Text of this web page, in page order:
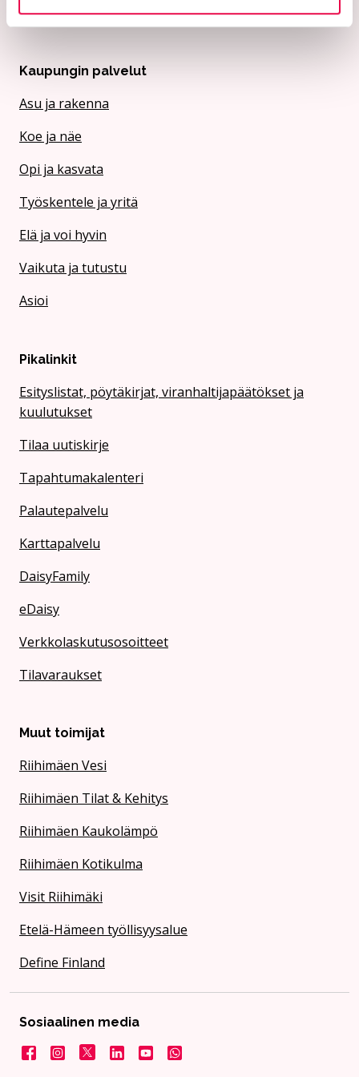
Riihimäen Veden y-tunnus 0152563-4
Kaupungin palvelut
Asu ja rakenna
Koe ja näe
Opi ja kasvata
Työskentele ja yritä
Elä ja voi hyvin
Vaikuta ja tutustu
Asioi
Pikalinkit
Esityslistat, pöytäkirjat, viranhaltijapäätökset ja
kuulutukset
Tilaa uutiskirje
Tapahtumakalenteri
Palautepalvelu
Karttapalvelu
DaisyFamily
eDaisy
Verkkolaskutusosoitteet
Tilavaraukset
Muut toimijat
Riihimäen Vesi
Riihimäen Tilat & Kehitys
Riihimäen Kaukolämpö
Riihimäen Kotikulma
Visit Riihimäki
Etelä-Hämeen työllisyysalue
Define Finland
Sosiaalinen media
FacebookInstagram
X LinkedInYouTubeKaupunki WhatsApissa